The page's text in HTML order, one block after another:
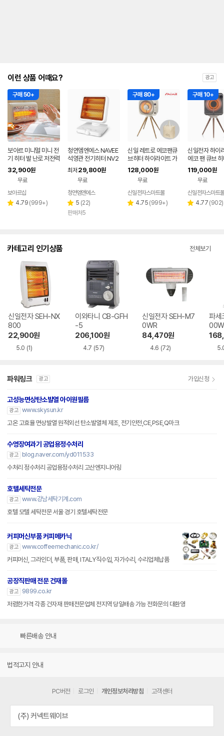
이런 상품 어때요? 광고
구매 50+
보아르 미니멀 미니 전
기 히터 발 난로 저전력
400W 캠핑 사무실
가정용 3중 안전장치
32,900원
무료
페이
보아르샵
별 4.79 리
(999+)
청연엠엔에스 NAVEE
석영관 전기히터 NV2
52-DHTA10
최저 29,800원
무료
청연엠엔에스
별
점
5 리
뷰
(22)
판매처5
구매 80+
신일 레트로 에코팬큐
브히터 하이라이트 가
정용 전기히터 크림베
이지 SEH-BE800P
128,000원
무료
신일전자스마트몰
별 4.75 리
(999+)
구매 10+
신일전자 하이
에코 팬 큐브
이 SEH-
119,000원
무료
신일전자스마트
별 4.77 리
(902)
카테고리 인기상품 전체보기
신일전자 SEH-NX
800
22,900원
5.0 (1)
이와타니 CB-GFH
-5
206,100원
4.7 (57)
신일전자 SEH-M7
0WR
84,470원
4.6 (72)
파세
파워링크 광고 가입신청
고성능면상탄소발열 아이원필름
광고 www.skysun.kr
고온 고효율 면상발열 원적외선 탄소발열체 제조, 전기안전,CE,PSE,Q마크
수영장여과기 공업용정수처리
광고
blog.naver.com/yd011533
수처리 정수처리 공업용정수처리 고산엔지니어링
호텔세탁전문
광고 www.강남세탁기계.com
호텔 모텔 세탁전문 서울 경기 호텔세탁전문
커피머신부품 커피메카닉
광고 www.coffeemechanic.co.kr/
커피머신, 그라인더, 부품, 판매, ITALY직수입, 자가수리, 수리업체납품
공장직판매 전문 건재몰
광고
9899.co.kr
저렴한가격 각종 건자재 판매전문업체 전지역 당일배송 가능 전화문의 대환영
빠른배송 안내
법적고지 안내
PC버전 로그인 개인정보처리방침 고객센터
(주) 커넥트웨이브